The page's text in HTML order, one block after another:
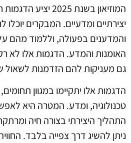
המוזיאון בשנת 2025
יצירתיים ומדעיים. המבקרים
והמדענים בפעולה, וללמוד מהם
האומנות והמדע. הדגמות אלו לא
גם מעניקות להם הזדמנות לשאול
הדגמות אלו יתקיימו במגוון
טכנולוגיה, ומדע. המטרה היא
התהליך היצירתי בצורה חיה
ניתן להשיג דרך צפייה בלבד.